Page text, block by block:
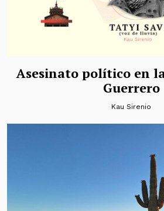
Asesinato político en
Guerrero
Kau Sirenio